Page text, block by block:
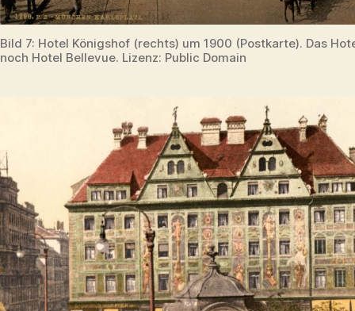
Bild 7: Hotel Königshof (rechts) um 1900 (Postkarte). Das
noch Hotel Bellevue. Lizenz: Public Domain